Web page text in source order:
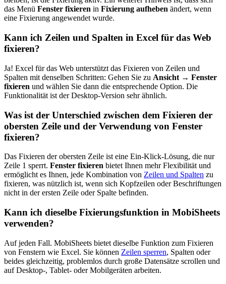
das Menü Fenster fixieren in Fixierung aufheben ändert, wenn
eine Fixierung angewendet wurde.
Kann ich Zeilen und Spalten in Excel für das Web
fixieren?
Ja! Excel für das Web unterstützt das Fixieren von Zeilen und
Spalten mit denselben Schritten: Gehen Sie zu Ansicht → Fenster
fixieren und wählen Sie dann die entsprechende Option. Die
Funktionalität ist der Desktop-Version sehr ähnlich.
Was ist der Unterschied zwischen dem Fixieren der
obersten Zeile und der Verwendung von Fenster
fixieren?
Das Fixieren der obersten Zeile ist eine Ein-Klick-Lösung, die nur
Zeile 1 sperrt. Fenster fixieren bietet Ihnen mehr Flexibilität und
ermöglicht es Ihnen, jede Kombination von Zeilen und Spalten zu
fixieren, was nützlich ist, wenn sich Kopfzeilen oder Beschriftungen
nicht in der ersten Zeile oder Spalte befinden.
Kann ich dieselbe Fixierungsfunktion in MobiSheets
verwenden?
Auf jeden Fall. MobiSheets bietet dieselbe Funktion zum Fixieren
von Fenstern wie Excel. Sie können Zeilen sperren, Spalten oder
beides gleichzeitig, problemlos durch große Datensätze scrollen und
auf Desktop-, Tablet- oder Mobilgeräten arbeiten.